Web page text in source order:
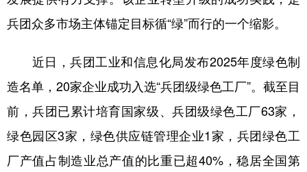
兵团众多市场主体锚定目标循“绿”而行的一个缩影。
近日，兵团工业和信息化局发布2025年度绿色制
造名单，20家企业成功入选“兵团级绿色工厂”。截至目
前，兵团已累计培育国家级、兵团级绿色工厂63家，
绿色园区3家，绿色供应链管理企业1家，兵团绿色工
厂产值占制造业总产值的比重已超40%，稳居全国第